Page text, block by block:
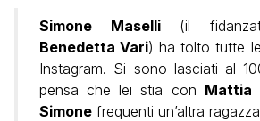
Simone Maselli(il
Benedetta Vari) ha tolto tutte
Instagram. Si sono lasciati al
pensa che lei stia con Mattia
Simone frequenti un’altra